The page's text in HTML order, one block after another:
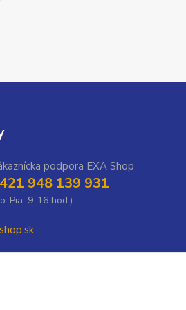
podpora EXA Shop
948 139 931
Pia, 9-16 hod.)